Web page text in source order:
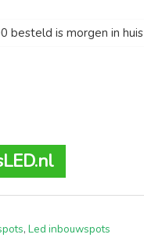
besteld is morgen in huis
,Led inbouwspots